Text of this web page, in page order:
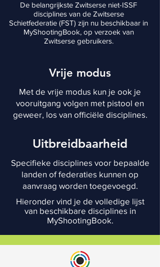
De belangrijkste Zwitserse niet-ISSF
disciplines van de Zwitserse
Schietfederatie (FST) zijn nu beschikbaar in
MyShootingBook, op verzoek van
Zwitserse gebruikers.
Vrije modus
Met de vrije modus kun je ook je
vooruitgang volgen met pistool en
geweer, los van officiële disciplines.
Uitbreidbaarheid
Specifieke disciplines voor bepaalde
landen of federaties kunnen op
aanvraag worden toegevoegd.
Hieronder vind je de volledige lijst
van beschikbare disciplines in
MyShootingBook.